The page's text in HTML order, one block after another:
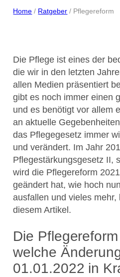
Home / Ratgeber / Pflegereform
Die Pflege ist eines der
die wir in den letzten
allen Medien präsentiert
gibt es noch immer einen
und es benötigt vor allem
an aktuelle
das Pflegegesetz immer
und verändert. Im Jahr
Pflegestärkungsgesetz II,
wird die Pflegereform
geändert hat, wie hoch nun
ausfallen und vieles mehr,
diesem Artikel.
Die
welche
01.01.2022 in